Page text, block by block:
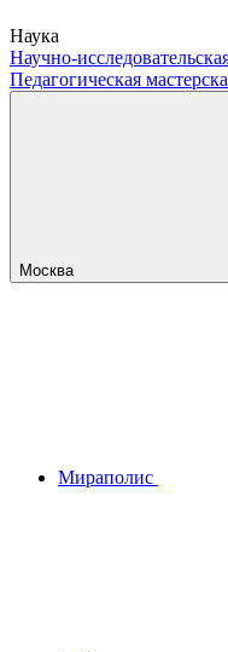
Наука
Научно-
Педагогическая
Москва
Мираполис